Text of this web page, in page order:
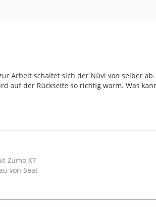
Arbeit schaltet sich der Nüvi von selber
auf der Rückseite so richtig warm. Was
Zumo XT
von Seat